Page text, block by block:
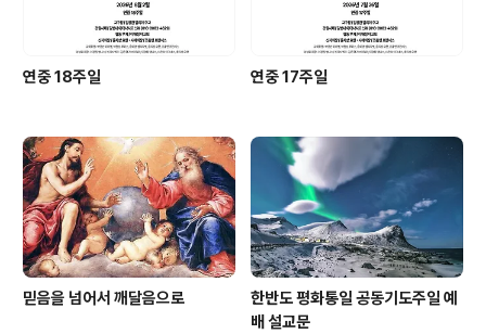
연중 18주일 연중 17주일
믿음을 넘어서 깨달음으로
한반도 평화통일 공동기도주일 예
배 설교문